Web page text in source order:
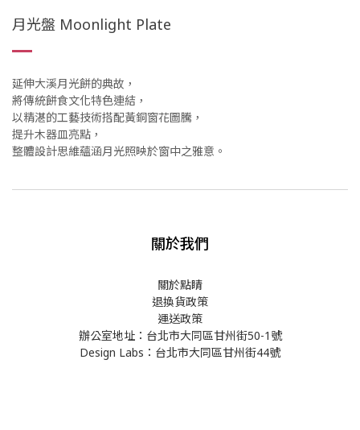
月光盤 Moonlight Plate
延伸大溪月光餅的典故，
將傳統餅食文化特色連結，
以精湛的工藝技術搭配黃銅窗花圖騰，
提升木器皿亮點，
整體設計思維蘊涵月光照映於窗中之雅意。
關於我們
關於點睛
退換貨政策
運送政策
辦公室地址：台北市大同區甘州街50-1號
Design Labs：台北市大同區甘州街44號